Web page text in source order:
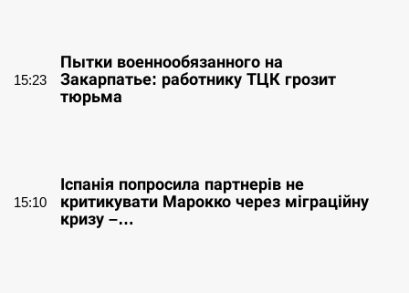
15:23
Пытки военнообязанного на
Закарпатье: работнику ТЦК грозит
тюрьма
15:10
Іспанія попросила партнерів не
критикувати Марокко через міграційну
кризу –…